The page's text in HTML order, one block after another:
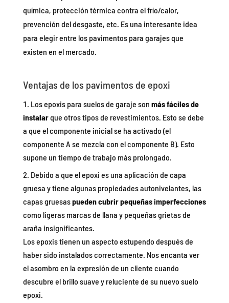
química, protección térmica contra el frío/calor,
prevención del desgaste, etc. Es una interesante idea
para elegir entre los pavimentos para garajes que
existen en el mercado.
Ventajas de los pavimentos de epoxi
Los epoxis para suelos de garaje son más fáciles de
instalarque otros tipos de revestimientos. Esto se debe
a que el componente inicial se ha activado (el
componente A se mezcla con el componente B). Esto
supone un tiempo de trabajo más prolongado.
Debido a que el epoxi es una aplicación de capa
gruesa y tiene algunas propiedades autonivelantes, las
capas gruesaspueden cubrir pequeñas imperfecciones
como ligeras marcas de llana y pequeñas grietas de
araña insignificantes.
Los epoxis tienen un aspecto estupendo después de
haber sido instalados correctamente. Nos encanta ver
el asombro en la expresión de un cliente cuando
descubre el brillo suave y reluciente de su nuevo suelo
epoxi.